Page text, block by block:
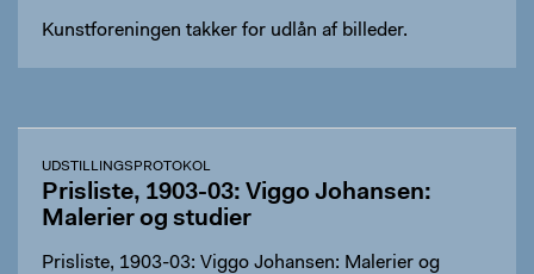
Kunstforeningen takker for udlån af billeder.
UDSTILLINGSPROTOKOL
Prisliste, 1903-03: Viggo Johansen:
Malerier og studier
Prisliste, 1903-03: Viggo Johansen: Malerier og